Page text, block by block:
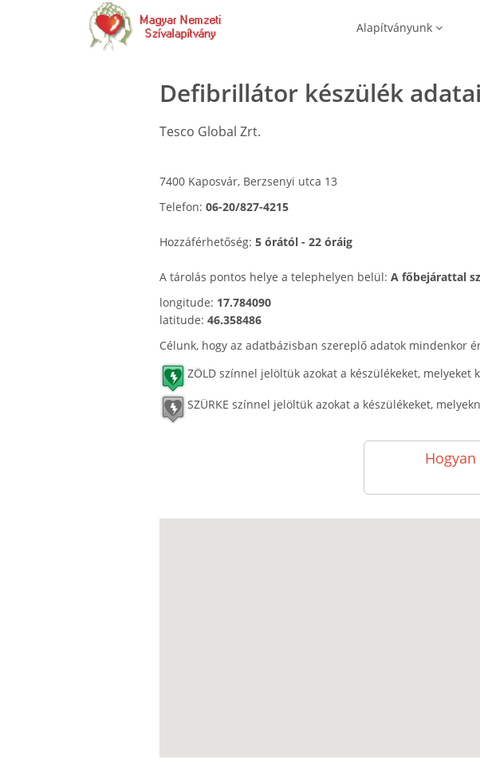
Alapítványunk
Defibrillátor készülék adatai
Tesco Global Zrt.
7400 Kaposvár, Berzsenyi utca 13
Telefon: 06-20/827-4215
Hozzáférhetőség: 5 órától - 22 óráig
A tárolás pontos helye a telephelyen belül: A főbejárattal
longitude: 17.784090
latitude: 46.358486
Célunk, hogy az adatbázisban szereplő adatok mindenkor
ZÖLD színnel jelöltük azokat a készülékeket,
SZÜRKE színnel jelöltük azokat a készülékeket,